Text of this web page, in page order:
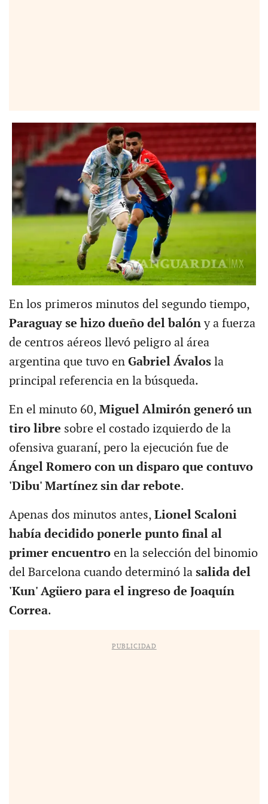
En los primeros minutos del segundo tiempo,
Paraguay se hizo dueño del balóny a fuerza
de centros aéreos llevó peligro al área
argentina que tuvo en Gabriel Ávalos la
principal referencia en la búsqueda.
En el minuto 60, Miguel Almirón generó un
tiro libre sobre el costado izquierdo de la
ofensiva guaraní, pero la ejecución fue de
Ángel Romero con un disparo que contuvo
'Dibu' Martínez sin dar rebote.
Apenas dos minutos antes, Lionel Scaloni
había decidido ponerle punto final al
primer encuentro en la selección del binomio
del Barcelona cuando determinó la salida del
'Kun' Agüero para el ingreso de Joaquín
Correa.
PUBLICIDAD